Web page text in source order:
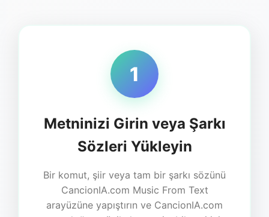
1
Metninizi Girin veya Şarkı
Sözleri Yükleyin
Bir komut, şiir veya tam bir şarkı sözünü
CancionIA.com Music From Text
arayüzüne yapıştırın ve CancionIA.com